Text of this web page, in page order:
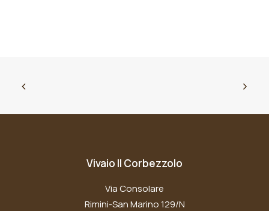
Vivaio Il Corbezzolo
Via Consolare
Rimini-San Marino 129/N